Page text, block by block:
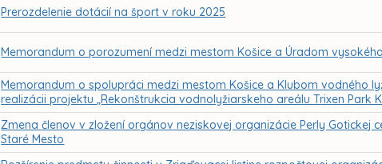
Prerozdelenie dotácií na šport v roku 2025
Memorandum o porozumení medzi mestom Košice a Úradom
Memorandum o spolupráci medzi mestom Košice a Klubom vodného
realizácii projektu „Rekonštrukcia vodnolyžiarskeho areálu Trixen Park
Zmena členov v zložení orgánov neziskovej organizácie Perly Gotickej
Staré Mesto